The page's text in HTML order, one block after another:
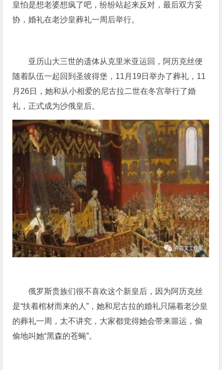
皇怕是想老婆想疯了吧，纷纷站起来反对，最后双方妥
协，婚礼在老沙皇葬礼一周后举行。
亚历山大三世的遗体从克里米亚运回，阿历克丝便
随着队伍一起回到圣彼得堡，11月19日举办了葬礼，11
月26日，她和从小相爱的尼古拉二世在冬宫举行了婚
礼，正式成为沙俄皇后。
俄罗斯贵族们很不喜欢这个新皇后，因为阿历克丝
是“扶着棺材而来的人”，她和尼古拉的婚礼只隔着老沙皇
的葬礼一周，太不讲究，大家都觉得她会带来噩运，偷
偷地叫她“黑森的苍蝇”。